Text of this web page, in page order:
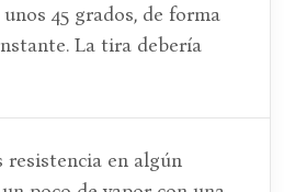
45 grados, de forma
La tira debería
resistencia en algún